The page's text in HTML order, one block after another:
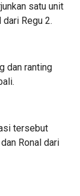
satu unit
Regu 2.
dan ranting
tersebut
Ronal dari